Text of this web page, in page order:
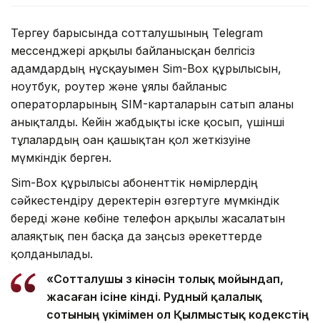
Тергеу барысында сотталушының Telegram
мессенджері арқылы байланысқан белгісіз
адамдардың нұсқауымен Sim-Box құрылғысын,
ноутбук, роутер және ұялы байланыс
операторларының SIM-карталарын сатып алғаны
анықталды. Кейін жабдықты іске қосып, үшінші
тұлғалардың оған қашықтан қол жеткізуіне
мүмкіндік берген.
Sim-Box құрылғысы абоненттік нөмірлердің
сәйкестендіру деректерін өзгертуге мүмкіндік
береді және көбіне телефон арқылы жасалатын
алаяқтық пен басқа да заңсыз әрекеттерде
қолданылады.
«Сотталушы өз кінәсін толық мойындап,
жасаған ісіне өкінді. Рудный қалалық
сотының үкімімен ол Қылмыстық кодекстің